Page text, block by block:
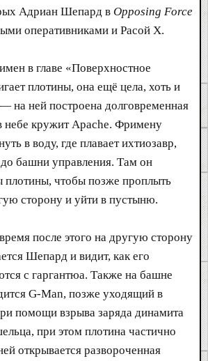
Адриан Шепард в Opposing Force
оперативниками и Расой X.
в главе «Поверхностное
плотины, она ещё цела, хоть и
на ней построена долговременная
небе кружит Apache. Фримену
в воду, где плавает ихтиозавр,
башни управления. Там он
плотины, чтобы позже проплыть
сторону и уйти в пустыню.
после этого на другую сторону
Шепард и видит, как его
с гаргантюа. Также на башне
G-Man, позже уходящий в
помощи взрыва заряда динамита
при этом плотина частично
открывается развороченная